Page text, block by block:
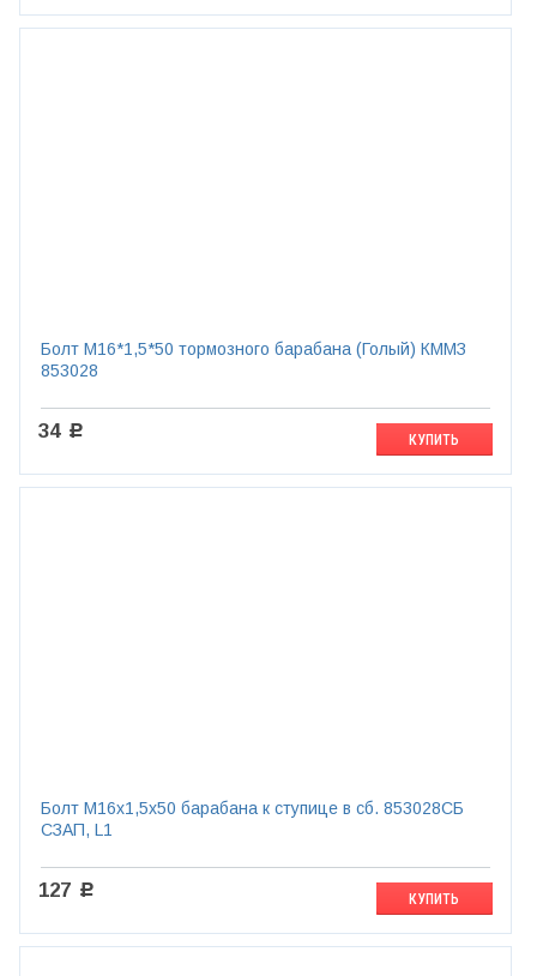
Болт М16*1,5*50 тормозного барабана (Голый) КММЗ
853028
34 c
КУПИТЬ
Болт М16х1,5х50 барабана к ступице в сб. 853028СБ
СЗАП, L1
127 c
КУПИТЬ